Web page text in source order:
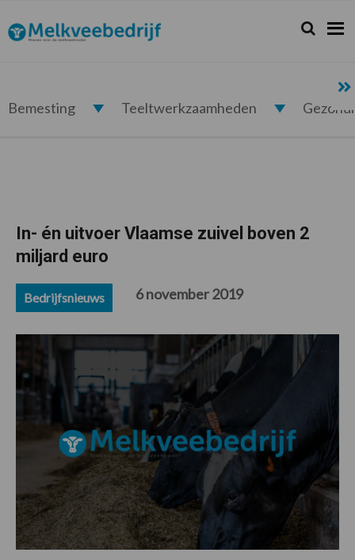
de
hoofdnavigatie
de
hoofd
de
eerste
de
voettekst
Melkveebedrijf.nl Zoeken...
Zoek
Bemesting Teeltwerkzaamheden
In- én uitvoer Vlaamse zuivel boven 2
miljard euro
Bedrijfsnieuws 6 november 2019